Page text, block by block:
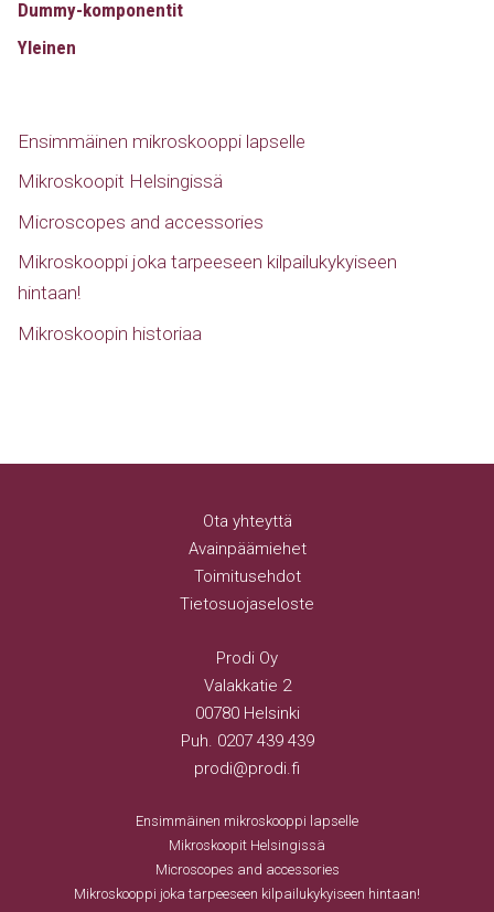
Dummy-komponentit
Yleinen
Ensimmäinen mikroskooppi lapselle
Mikroskoopit Helsingissä
Microscopes and accessories
Mikroskooppi joka tarpeeseen kilpailukykyiseen
hintaan!
Mikroskoopin historiaa
Ota yhteyttä
Avainpäämiehet
Toimitusehdot
Tietosuojaseloste
Prodi Oy
Valakkatie 2
00780 Helsinki
Puh. 0207 439 439
prodi@prodi.fi
Ensimmäinen mikroskooppi lapselle
Mikroskoopit Helsingissä
Microscopes and accessories
Mikroskooppi joka tarpeeseen kilpailukykyiseen hintaan!